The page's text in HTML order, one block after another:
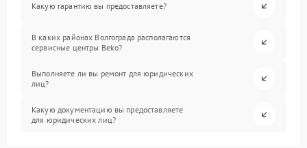
Какую гарантию вы предоставляете?
В каких районах Волгограда располагаются
сервисные центры Beko?
Выполняете ли вы ремонт для юридических
лиц?
Какую документацию вы предоставляете
для юридических лиц?